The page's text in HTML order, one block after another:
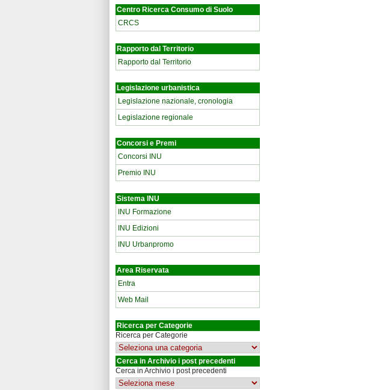
Centro Ricerca Consumo di Suolo
CRCS
Rapporto dal Territorio
Rapporto dal Territorio
Legislazione urbanistica
Legislazione nazionale, cronologia
Legislazione regionale
Concorsi e Premi
Concorsi INU
Premio INU
Sistema INU
INU Formazione
INU Edizioni
INU Urbanpromo
Area Riservata
Entra
Web Mail
Ricerca per Categorie
Ricerca per Categorie
Cerca in Archivio i post precedenti
Cerca in Archivio i post precedenti